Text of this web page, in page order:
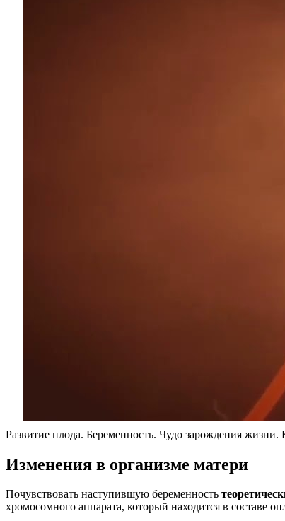
Развитие плода. Беременность. Чудо зарождения
Изменения в организме матери
Почувствовать наступившую беременность
хромосомного аппарата, который находится в составе